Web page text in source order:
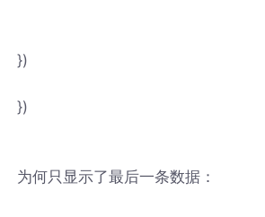
})
})
为何只显示了最后一条数据：